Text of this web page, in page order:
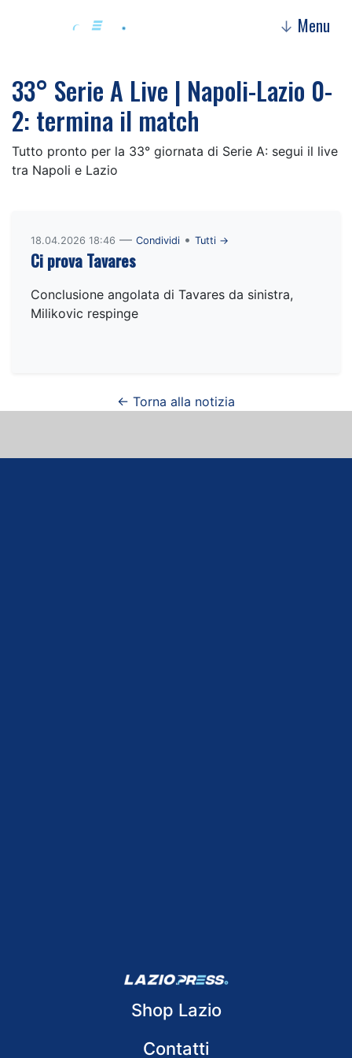
↓ Menu
33° Serie A Live | Napoli-Lazio 0-
2: termina il match
Tutto pronto per la 33° giornata di Serie A: segui il live
tra Napoli e Lazio
18.04.2026 18:46 — Condividi • Tutti →
Ci prova Tavares
Conclusione angolata di Tavares da sinistra,
Milikovic respinge
← Torna alla notizia
Shop Lazio
Contatti